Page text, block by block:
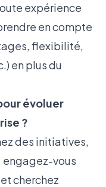
expérience
en compte
flexibilité,
en plus du
évoluer
?
des initiatives,
engagez-vous
cherchez